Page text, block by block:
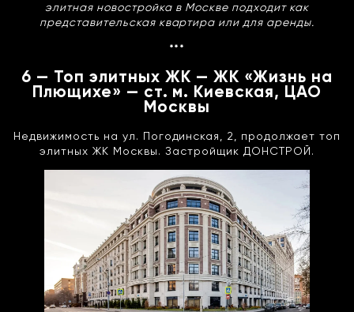
элитная новостройка в Москве подходит как
представительская квартира или для аренды.
***
6 — Топ элитных ЖК — ЖК «Жизнь на
Плющихе» — ст. м. Киевская, ЦАО
Москвы
Недвижимость на ул. Погодинская, 2, продолжает топ
элитных ЖК Москвы. Застройщик ДОНСТРОЙ.